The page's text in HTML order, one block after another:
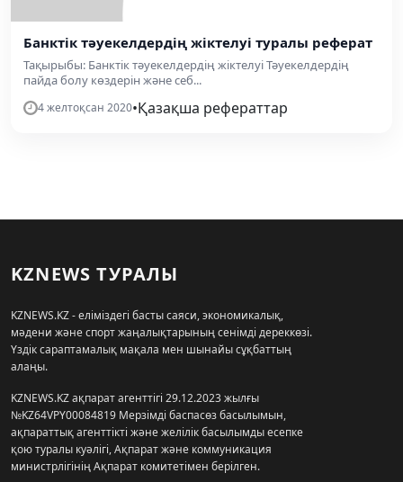
Банктік тәуекелдердің жіктелуі туралы реферат
Тақырыбы: Банктік тәуекелдердің жіктелуі Тәуекелдердің
пайда болу көздерін және себ...
4 желтоқсан 2020•Қазақша рефераттар
KZNEWS ТУРАЛЫ
KZNEWS.KZ - еліміздегі басты саяси, экономикалық,
мәдени және спорт жаңалықтарының сенімді дереккөзі.
Үздік сараптамалық мақала мен шынайы сұқбаттың
алаңы.
KZNEWS.KZ ақпарат агенттігі 29.12.2023 жылғы
№KZ64VPY00084819 Мерзімді баспасөз басылымын,
ақпараттық агенттікті және желілік басылымды есепке
қою туралы куәлігі, Ақпарат және коммуникация
министрлігінің Ақпарат комитетімен берілген.